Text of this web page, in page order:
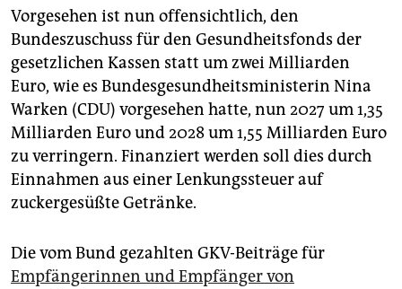
Vorgesehen ist nun offensichtlich, den
Bundeszuschuss für den Gesundheitsfonds der
gesetzlichen Kassen statt um zwei Milliarden
Euro, wie es Bundesgesundheitsministerin Nina
Warken (CDU) vorgesehen hatte, nun 2027 um 1,35
Milliarden Euro und 2028 um 1,55 Milliarden Euro
zu verringern. Finanziert werden soll dies durch
Einnahmen aus einer Lenkungssteuer auf
zuckergesüßte Getränke.
Die vom Bund gezahlten GKV-Beiträge für
Empfängerinnen und Empfänger von